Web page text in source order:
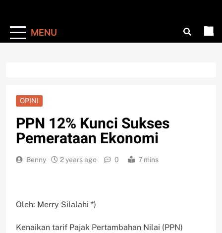
MENU
OPINI
PPN 12% Kunci Sukses
Pemerataan Ekonomi
Benny 2 years ago 0 7 mins
Oleh: Merry Silalahi *)
Kenaikan tarif Pajak Pertambahan Nilai (PPN)